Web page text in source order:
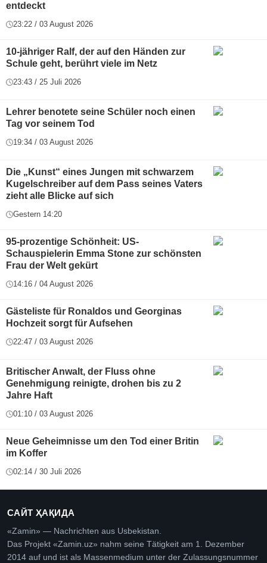
entdeckt
23:22 / 03 August 2026
10-jähriger Ralf, der auf den Händen zur
Schule geht, berührt viele im Netz
23:43 / 25 Juli 2026
Lehrer benotete seine Schüler noch einen
Tag vor seinem Tod
19:34 / 03 August 2026
Die „Kunst“ eines Jungen mit schwarzem
Kugelschreiber auf dem Pass seines Vaters
zieht alle Blicke auf sich
Gestern 14:20
95-prozentige Schönheit: US-
Schauspielerin Emma Stone zur schönsten
Frau der Welt gekürt
14:16 / 04 August 2026
Gästeliste für Ronaldos und Georginas
Hochzeit sorgt für Aufsehen
22:47 / 03 August 2026
Britischer Anwalt, der Fluss ohne
Genehmigung reinigte, drohen bis zu 2
Jahre Haft
01:10 / 03 August 2026
Neue Geheimnisse um den Tod einer Britin
im Koffer
02:14 / 30 Juli 2026
САЙТ ҲАҚИДА
«Zamin» — Nachrichten aus Usbekistan.
Das Projekt «Zamin.uz» nahm seine Tätigkeit am 1. Dezember
2014 auf und ist als Massenmedium unter der Zulassungsnummer